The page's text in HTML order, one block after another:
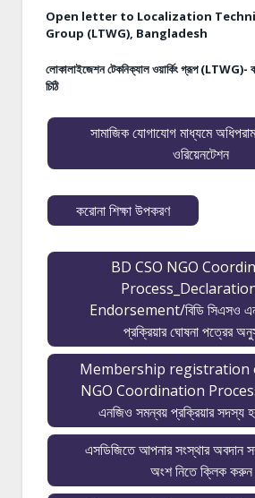
Open letter to Localization
Group (LTWG), Bangladesh
লোকালাইজেশন টেকনিক্যাল ওয়ার্কিং গ্রূপ (LTWG)-
চিঠি
সামাজিক যোগাযোগ মাধ্যমে
ওরিয়েনটেশন
করোনা শিক্ষা উপকরণ
BD CSO NGO
Endorsement/বিডি সিএসও
প্রক্রিয়ার ঘোষনা পত্রের
Membership registration
NGO Coordination Process/
এনজিও সমন্বয় প্রক্রিয়ার সদস্য
এসডিজিতে আপনার সংস্থার অবদান
অংশ নিতে ক্লিক করুন